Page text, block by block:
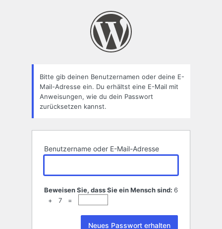
Bitte gib deinen Benutzernamen oder deine E-
Mail-Adresse ein. Du erhältst eine E-Mail mit
Anweisungen, wie du dein Passwort
zurücksetzen kannst.
Benutzername oder E-Mail-Adresse
Beweisen Sie, dass Sie ein Mensch sind: 6
+ 7 =